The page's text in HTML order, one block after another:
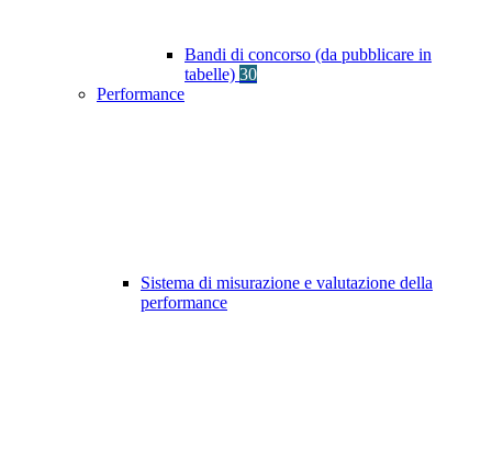
Bandi di concorso (da pubblicare in
tabelle) 30
Performance
Sistema di misurazione e valutazione della
performance